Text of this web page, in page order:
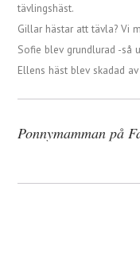
tävlingshäst.
Gillar hästar att tävla? Vi
Sofie blev grundlurad -så
Ellens häst blev skadad
Ponnymamman på